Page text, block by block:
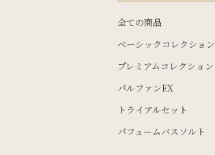
全ての商品
ベーシックコレクション
プレミアムコレクション
パルファンEX
トライアルセット
パフュームバスソルト